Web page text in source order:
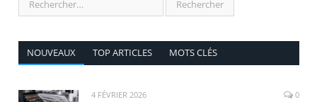
NOUVEAUX TOP ARTICLES MOTS CLÉS
4 FÉVRIER 2026 0